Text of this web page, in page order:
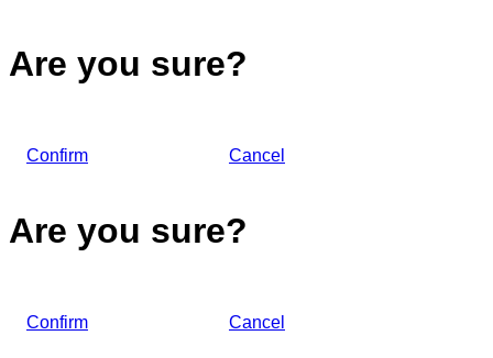
Are you sure?
Confirm Cancel
Are you sure?
Confirm Cancel